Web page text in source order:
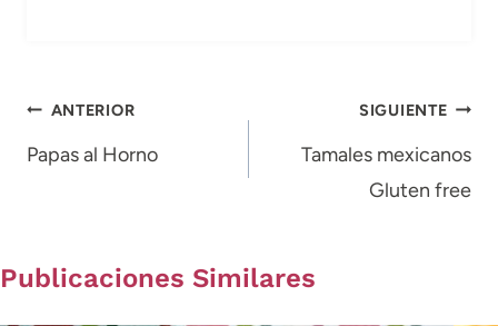
Navegación
de
ANTERIOR
Papas al Horno
SIGUIENTE
Tamales mexicanos
Gluten free
Publicaciones Similares